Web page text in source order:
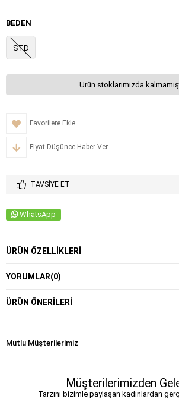
BEDEN
STD
Ürün stoklarımızda
Favorilere Ekle
Fiyat Düşünce Haber Ver
TAVSIYE ET
WhatsApp
ÜRÜN ÖZELLIKLERI
YORUMLAR(0)
ÜRÜN ÖNERILERI
Mutlu Müşterilerimiz
Müşterilerimizden
Tarzını bizimle paylaşan kadınlardan